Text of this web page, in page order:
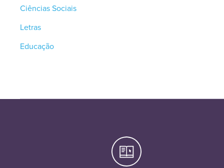
Ciências Sociais
Letras
Educação